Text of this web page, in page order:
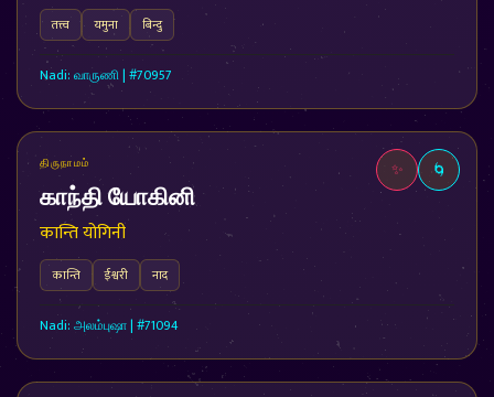
तत्त्व यमुना बिन्दु
Nadi: வாருணி | #70957
✨ 🌀
திருநாமம்
காந்தி யோகினி
कान्ति योगिनी
कान्ति ईश्वरी नाद
Nadi: அலம்புஷா | #71094